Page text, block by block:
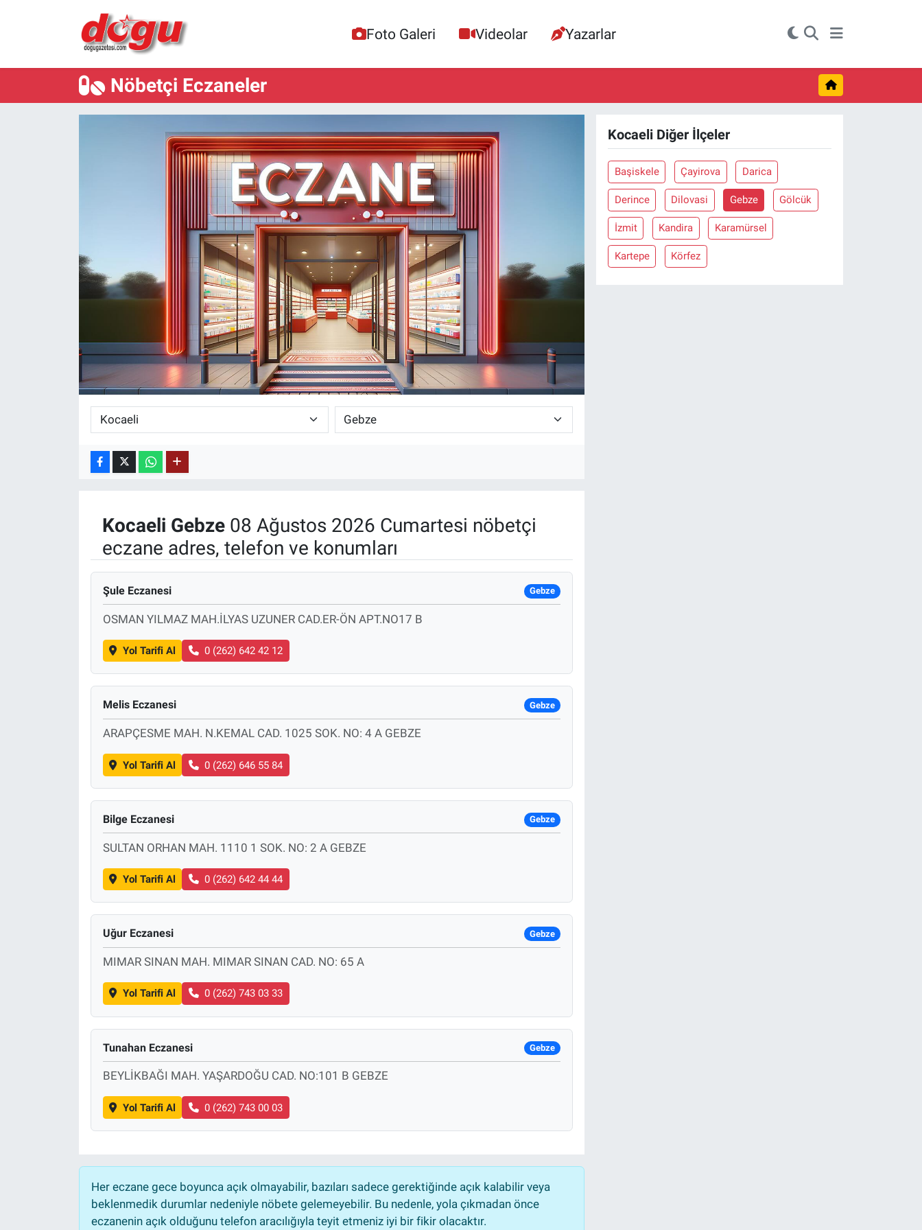
Foto Galeri Videolar Yazarlar
Nöbetçi Eczaneler
Kocaeli Gebze08 Ağustos 2026 Cumartesi nöbetçi
eczane adres, telefon ve konumları
Şule Eczanesi Gebze
OSMAN YILMAZ MAH.İLYAS UZUNER CAD.ER-ÖN APT.NO17 B
Yol Tarifi Al 0 (262) 642 42 12
Melis Eczanesi Gebze
ARAPÇESME MAH. N.KEMAL CAD. 1025 SOK. NO: 4 A GEBZE
Yol Tarifi Al 0 (262) 646 55 84
Bilge Eczanesi Gebze
SULTAN ORHAN MAH. 1110 1 SOK. NO: 2 A GEBZE
Yol Tarifi Al 0 (262) 642 44 44
Uğur Eczanesi Gebze
MIMAR SINAN MAH. MIMAR SINAN CAD. NO: 65 A
Yol Tarifi Al 0 (262) 743 03 33
Tunahan Eczanesi Gebze
BEYLİKBAĞI MAH. YAŞARDOĞU CAD. NO:101 B GEBZE
Yol Tarifi Al 0 (262) 743 00 03
Her eczane gece boyunca açık olmayabilir, bazıları sadece gerektiğinde açık kalabilir veya
beklenmedik durumlar nedeniyle nöbete gelemeyebilir. Bu nedenle, yola çıkmadan önce
eczanenin açık olduğunu telefon aracılığıyla teyit etmeniz iyi bir fikir olacaktır.
Kocaeli Diğer İlçeler
Başiskele Çayirova Darica
Derince Dilovasi Gebze Gölcük
İzmit Kandira Karamürsel
Kartepe Körfez
ERZINCAN
GÜNDEM
Bilim, teknoloji
Yerel Haber